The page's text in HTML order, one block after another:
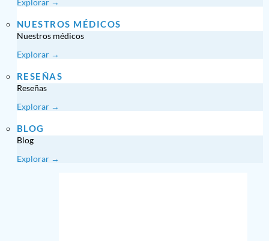
Explorar →
NUESTROS MÉDICOS
Nuestros médicos
Explorar →
RESEÑAS
Reseñas
Explorar →
BLOG
Blog
Explorar →